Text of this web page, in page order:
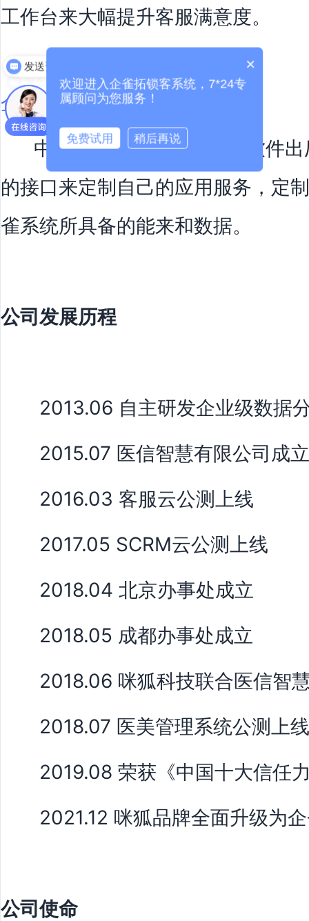
工作台来大幅提升客服满意度。
企雀云：
中大型企业或者其它独立软件出
的接口来定制自己的应用服务，定
雀系统所具备的能来和数据。
公司发展历程
2013.06 自主研发企业级数据
2015.07 医信智慧有限公司成立
2016.03 客服云公测上线
2017.05 SCRM云公测上线
2018.04 北京办事处成立
2018.05 成都办事处成立
2018.06 咪狐科技联合医信智
2018.07 医美管理系统公测上线
2019.08 荣获《中国十大信任
2021.12 咪狐品牌全面升级为
公司使命
怎么收费 ×
欢迎进入企雀拓锁客系统，7*24专
属顾问为您服务！
免费试用 稍后再说